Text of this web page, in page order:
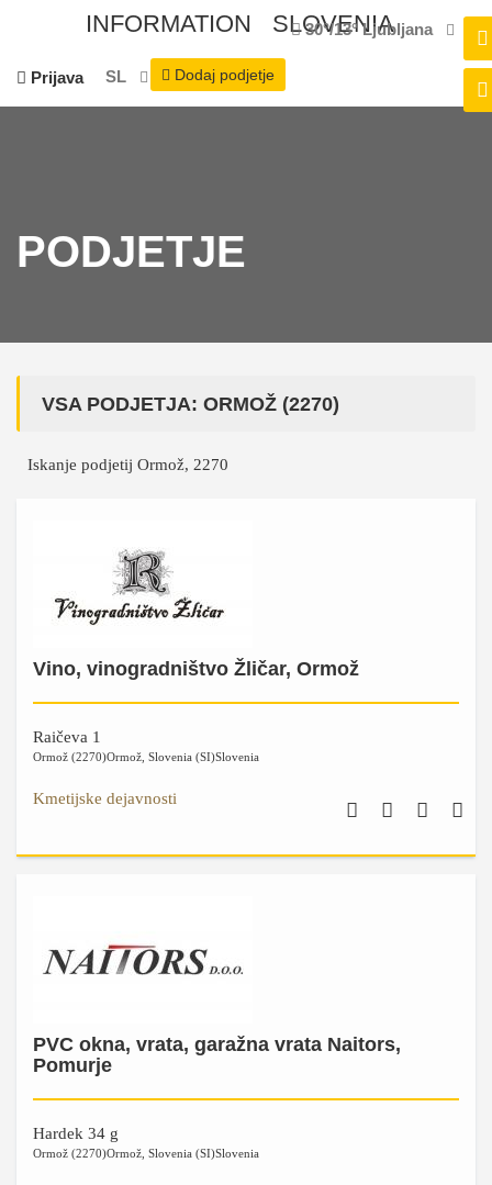
Prijava
INFORMATION SLOVENIA
SL Dodaj podjetje
30°/13° Ljubljana
PODJETJE
VSA PODJETJA: ORMOŽ (2270)
Iskanje podjetij Ormož, 2270
Vino, vinogradništvo Žličar, Ormož
Raičeva 1
Ormož (2270)Ormož Slovenia (SI)Slovenia
Kmetijske dejavnosti
PVC okna, vrata, garažna vrata Naitors,
Pomurje
Hardek 34 g
Ormož (2270)Ormož Slovenia (SI)Slovenia